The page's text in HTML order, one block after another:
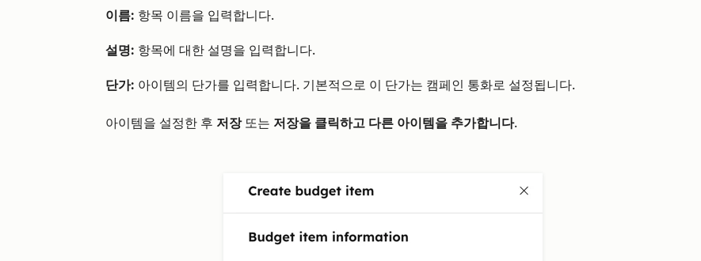
이름: 항목 이름을 입력합니다.
설명: 항목에 대한 설명을 입력합니다.
단가: 아이템의 단가를 입력합니다. 기본적으로 이 단가는 캠페인 통화로 설정됩니다.
아이템을 설정한 후 저장 또는 저장을 클릭하고 다른 아이템을 추가합니다.